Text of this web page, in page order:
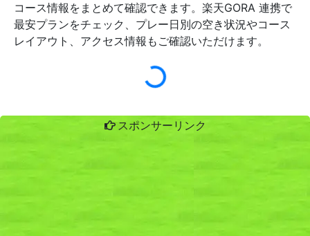
コース情報をまとめて確認できます。楽天GORA 連携で
最安プランをチェック、プレー日別の空き状況やコース
レイアウト、アクセス情報もご確認いただけます。
スポンサーリンク